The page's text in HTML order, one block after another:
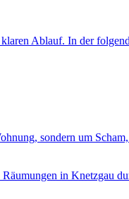
Ablauf. In der
sondern um
in Knetzgau